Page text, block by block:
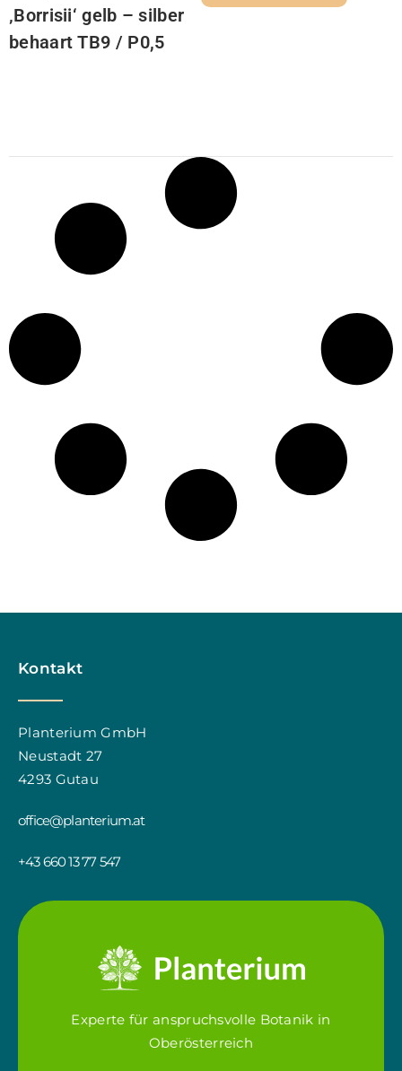
‚Borrisii‘ gelb – silber
behaart TB9 / P0,5
Kontakt
Planterium GmbH
Neustadt 27
4293 Gutau
office@planterium.at
+43 660 13 77 547
Experte für anspruchsvolle Botanik in
Oberösterreich